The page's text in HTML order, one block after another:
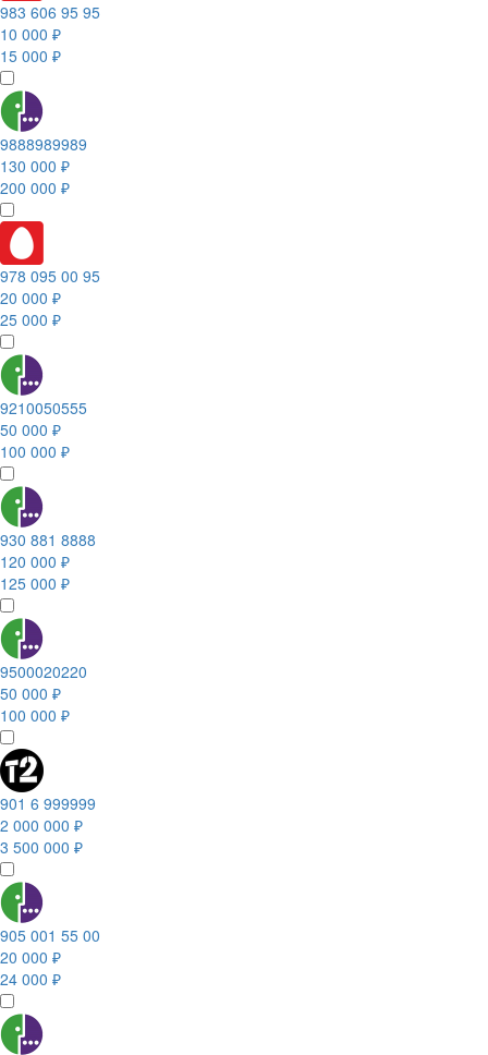
983 606 95 95
10 000 ₽
15 000 ₽
9888989989
130 000 ₽
200 000 ₽
978 095 00 95
20 000 ₽
25 000 ₽
9210050555
50 000 ₽
100 000 ₽
930 881 8888
120 000 ₽
125 000 ₽
9500020220
50 000 ₽
100 000 ₽
901 6 999999
2 000 000 ₽
3 500 000 ₽
905 001 55 00
20 000 ₽
24 000 ₽